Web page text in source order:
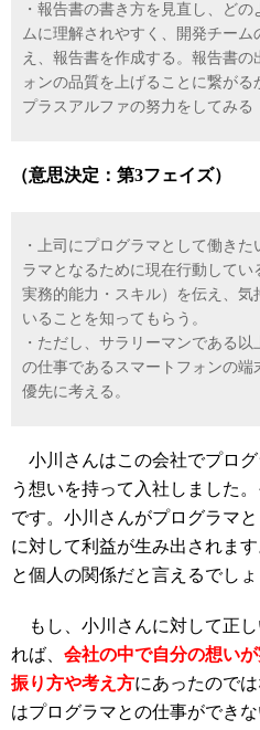
・報告書の書き方を見直し、ど
ムに理解されやすく、開発チー
え、報告書を作成する。報告書
ォンの品質を上げることに繋が
プラスアルファの努力をしてみる
（意思決定：第3フェイズ）
・上司にプログラマとして働き
ラマとなるために現在行動してい
実務的能力・スキル）を伝え、気
いることを知ってもらう。
・ただし、サラリーマンである
の仕事であるスマートフォンの
優先に考える。
小川さんはこの会社でプロ
う想いを持って入社しました
です。小川さんがプログラマ
に対して利益が生み出されま
と個人の関係だと言えるでしょ
もし、小川さんに対して正
れば、 会社の中で自分の想い
振り方や考え方にあったので
はプログラマとの仕事ができ